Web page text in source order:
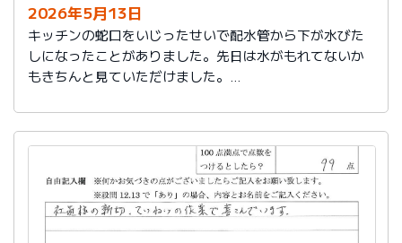
2026年5月13日
キッチンの蛇口をいじったせいで配水管から下が水びた
しになったことがありました。先日は水がもれてないか
もきちんと見ていただけました。
で知りました。
社員さんには感謝しかありません。